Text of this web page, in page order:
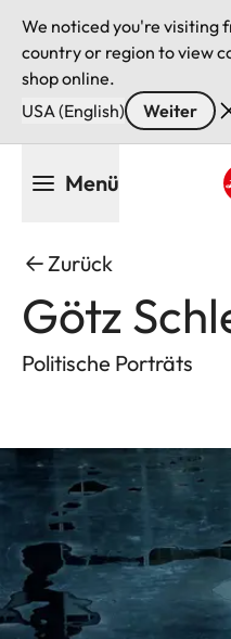
We noticed you're visiting
country or region to view
shop online.
USA (English)
Weiter
Menü
Zurück
Götz
Politische Porträts